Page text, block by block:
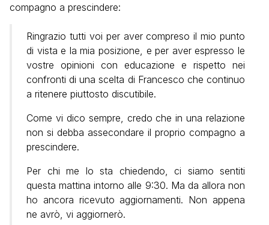
compagno a prescindere:
Ringrazio tutti voi per aver compreso il mio punto
di vista e la mia posizione, e per aver espresso le
vostre opinioni con educazione e rispetto nei
confronti di una scelta di Francesco che continuo
a ritenere piuttosto discutibile.
Come vi dico sempre, credo che in una relazione
non si debba assecondare il proprio compagno a
prescindere.
Per chi me lo sta chiedendo, ci siamo sentiti
questa mattina intorno alle 9:30. Ma da allora non
ho ancora ricevuto aggiornamenti. Non appena
ne avrò, vi aggiornerò.